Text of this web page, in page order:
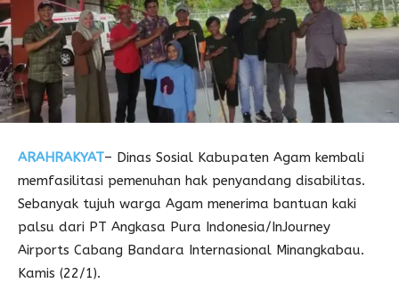
ARAHRAKYAT– Dinas Sosial Kabupaten Agam kembali
memfasilitasi pemenuhan hak penyandang disabilitas.
Sebanyak tujuh warga Agam menerima bantuan kaki
palsu dari PT Angkasa Pura Indonesia/InJourney
Airports Cabang Bandara Internasional Minangkabau.
Kamis (22/1).